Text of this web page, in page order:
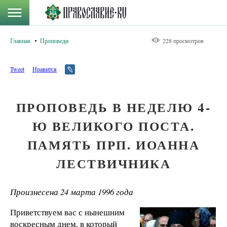
Главная Проповеди 228 просмотров
Tweet Нравится
ПРОПОВЕДЬ В НЕДЕЛЮ 4-
Ю ВЕЛИКОГО ПОСТА.
ПАМЯТЬ ПРП. ИОАННА
ЛЕСТВИЧНИКА
Произнесена 24 марта 1996 года
Приветствуем вас с нынешним
воскресным днем, в который